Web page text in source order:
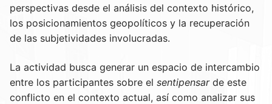
perspectivas desde el análisis del contexto histórico,
los posicionamientos geopolíticos y la recuperación
de las subjetividades involucradas.
La actividad busca generar un espacio de intercambio
entre los participantes sobre el sentipensarde este
conflicto en el contexto actual, así como analizar sus